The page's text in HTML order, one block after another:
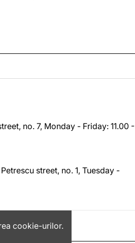
no. 7, Monday - Friday: 11.00 -
street, no. 1, Tuesday -
cookie-urilor.